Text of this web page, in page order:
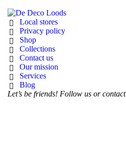
Local stores
Privacy policy
Shop
Collections
Contact us
Our mission
Services
Blog
Let’s be friends! Follow us or contact